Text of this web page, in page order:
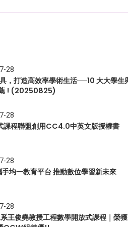
28
，打造高效率學術生活──10 大大學生
! (20250825)
28
課程聯盟創用CC4.0中英文版授權書
28
均一教育平台 推動數位學習新未來
28
王俊堯教授工程數學開放式課程｜榮